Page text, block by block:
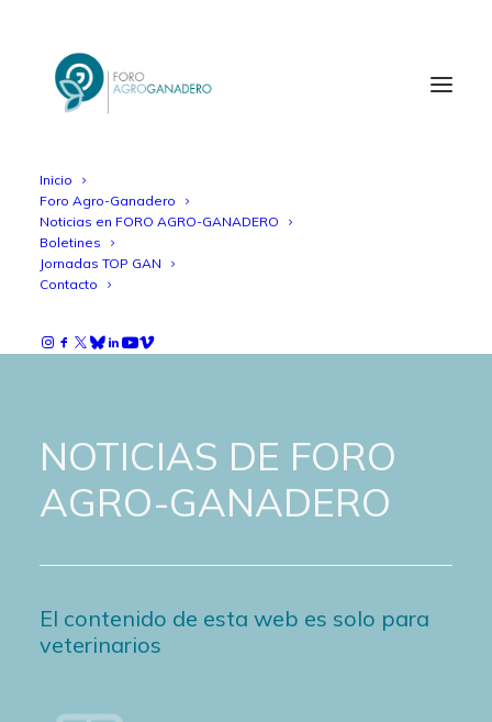
Inicio
Foro Agro-Ganadero
Noticias en FORO AGRO-GANADERO
Boletines
Jornadas TOP GAN
Contacto
NOTICIAS DE FORO
AGRO-GANADERO
El contenido de esta web es solo para
veterinarios